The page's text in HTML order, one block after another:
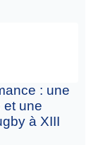
: une
et une
à XIII